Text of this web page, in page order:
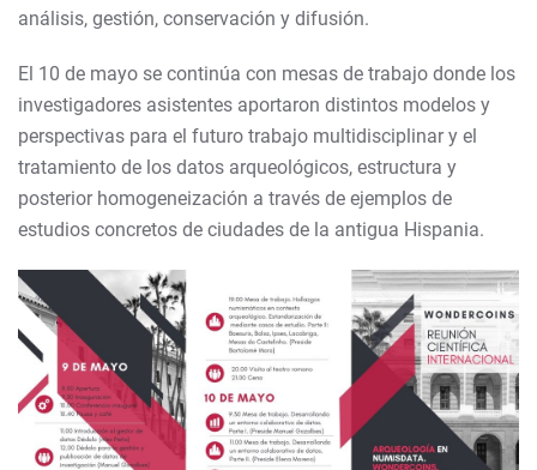
análisis, gestión, conservación y difusión.
El 10 de mayo se continúa con mesas de trabajo donde los
investigadores asistentes aportaron distintos modelos y
perspectivas para el futuro trabajo multidisciplinar y el
tratamiento de los datos arqueológicos, estructura y
posterior homogeneización a través de ejemplos de
estudios concretos de ciudades de la antigua Hispania.